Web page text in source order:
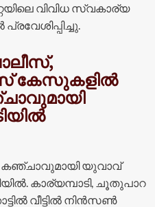
വിവിധ സ്വകാര്യ
കഞ്ചാവുമായി യുവാവ്
കാര്യമ്പാടി, ചൂതുപാറ
വീട്ടിൽ നിൻസൺ